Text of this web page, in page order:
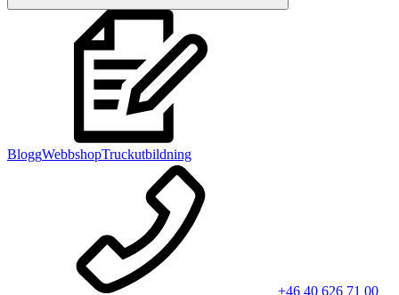
BloggWebbshopTruckutbildning
+46 40 626 71 00